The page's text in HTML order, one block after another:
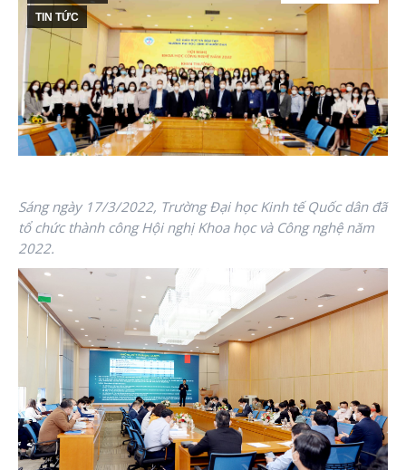
TIN TỨC
Sáng ngày 17/3/2022, Trường Đại học Kinh tế Quốc dân đã
tổ chức thành công Hội nghị Khoa học và Công nghệ năm
2022.